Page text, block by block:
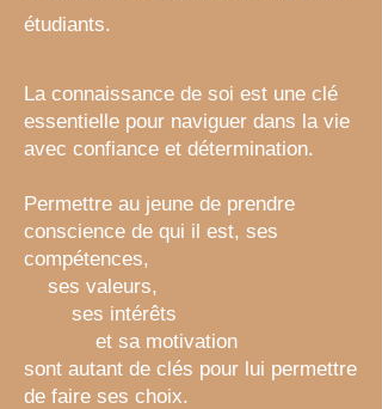
étudiants.
La connaissance de soi est une clé
essentielle pour naviguer dans la vie
avec confiance et détermination.
Permettre au jeune de prendre
conscience de qui il est, ses
compétences,
ses valeurs,
ses intérêts
et sa motivation
sont autant de clés pour lui permettre
de faire ses choix.